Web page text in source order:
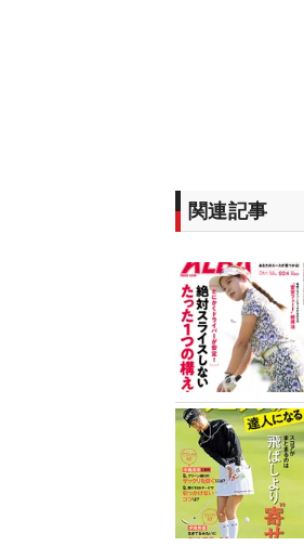
関連記事